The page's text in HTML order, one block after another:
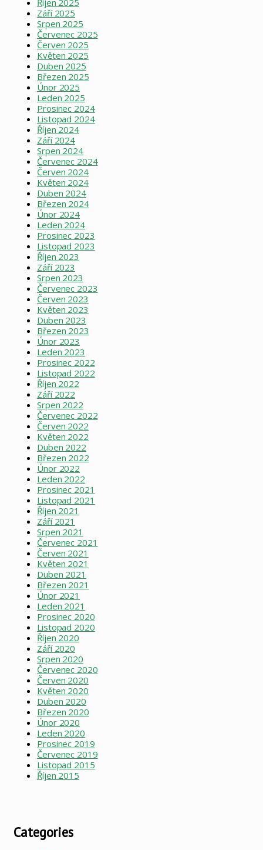
Říjen 2025
Září 2025
Srpen 2025
Červenec 2025
Červen 2025
Květen 2025
Duben 2025
Březen 2025
Únor 2025
Leden 2025
Prosinec 2024
Listopad 2024
Říjen 2024
Září 2024
Srpen 2024
Červenec 2024
Červen 2024
Květen 2024
Duben 2024
Březen 2024
Únor 2024
Leden 2024
Prosinec 2023
Listopad 2023
Říjen 2023
Září 2023
Srpen 2023
Červenec 2023
Červen 2023
Květen 2023
Duben 2023
Březen 2023
Únor 2023
Leden 2023
Prosinec 2022
Listopad 2022
Říjen 2022
Září 2022
Srpen 2022
Červenec 2022
Červen 2022
Květen 2022
Duben 2022
Březen 2022
Únor 2022
Leden 2022
Prosinec 2021
Listopad 2021
Říjen 2021
Září 2021
Srpen 2021
Červenec 2021
Červen 2021
Květen 2021
Duben 2021
Březen 2021
Únor 2021
Leden 2021
Prosinec 2020
Listopad 2020
Říjen 2020
Září 2020
Srpen 2020
Červenec 2020
Červen 2020
Květen 2020
Duben 2020
Březen 2020
Únor 2020
Leden 2020
Prosinec 2019
Červenec 2019
Listopad 2015
Říjen 2015
Categories